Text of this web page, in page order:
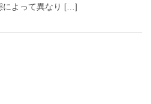
によって異なり […]